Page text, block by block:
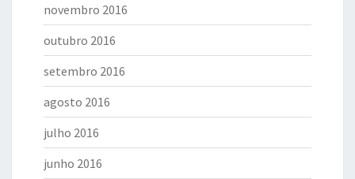
novembro 2016
outubro 2016
setembro 2016
agosto 2016
julho 2016
junho 2016